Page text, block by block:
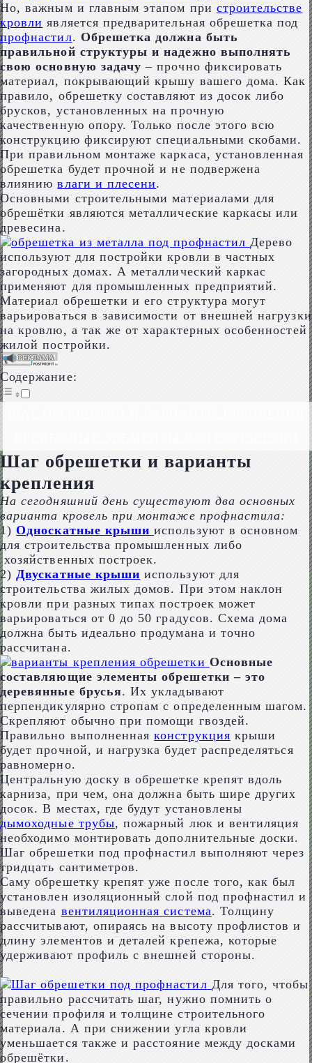
Но, важным и главным этапом при строительстве
кровли является предварительная обрешетка под
профнастил. Обрешетка должна быть
правильной структуры и надежно выполнять
свою основную задачу – прочно фиксировать
материал, покрывающий крышу вашего дома. Как
правило, обрешетку составляют из досок либо
брусков, установленных на прочную
качественную опору. Только после этого всю
конструкцию фиксируют специальными скобами.
При правильном монтаже каркаса, установленная
обрешетка будет прочной и не подвержена
влияниювлаги и плесени.
Основными строительными материалами для
обрешётки являются металлические каркасы или
древесина.
Дерево
используют для постройки кровли в частных
загородных домах. А металлический каркас
применяют для промышленных предприятий.
Материал обрешетки и его структура могут
варьироваться в зависимости от внешней нагрузки
на кровлю, а так же от характерных особенностей
жилой постройки.
Содержание:
Шаг обрешетки и варианты
крепления
На сегодняшний день существуют два основных
варианта кровель при монтаже профнастила:
1)Односкатные крыши используют в основном
для строительства промышленных либо
хозяйственных построек.
2)Двускатные крыши используют для
строительства жилых домов. При этом наклон
кровли при разных типах построек может
варьироваться от 0 до 50 градусов. Схема дома
должна быть идеально продумана и точно
рассчитана.
Основные
составляющие элементы обрешетки – это
деревянные брусья. Их укладывают
перпендикулярно стропам с определенным шагом.
Скрепляют обычно при помощи гвоздей.
Правильно выполненнаяконструкция крыши
будет прочной, и нагрузка будет распределяться
равномерно.
Центральную доску в обрешетке крепят вдоль
карниза, при чем, она должна быть шире других
досок. В местах, где будут установлены
дымоходные трубы, пожарный люк и вентиляция
необходимо монтировать дополнительные доски.
Шаг обрешетки под профнастил выполняют через
тридцать сантиметров.
Саму обрешетку крепят уже после того, как был
установлен изоляционный слой под профнастил и
выведена вентиляционная система. Толщину
рассчитывают, опираясь на высоту профлистов и
длину элементов и деталей крепежа, которые
удерживают профиль с внешней стороны.
Для того, чтобы
правильно рассчитать шаг, нужно помнить о
сечении профиля и толщине строительного
материала. А при снижении угла кровли
уменьшается также и расстояние между досками
обрешётки.